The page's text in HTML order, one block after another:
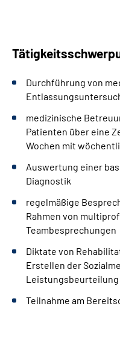
Durchführung von
medizinische
Patienten über eine
Wochen mit
Auswertung einer
Diagnostik
regelmäßige
Rahmen von
Teambesprechungen
Diktate von
Erstellen der
Leistungsbeurteilung
Teilnahme am